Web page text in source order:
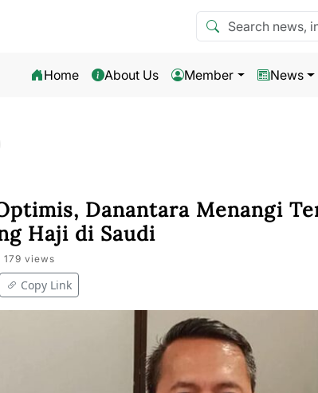
Search news
Home About Us Member News
Danantara Menangi
Haji di Saudi
179 views
Copy Link